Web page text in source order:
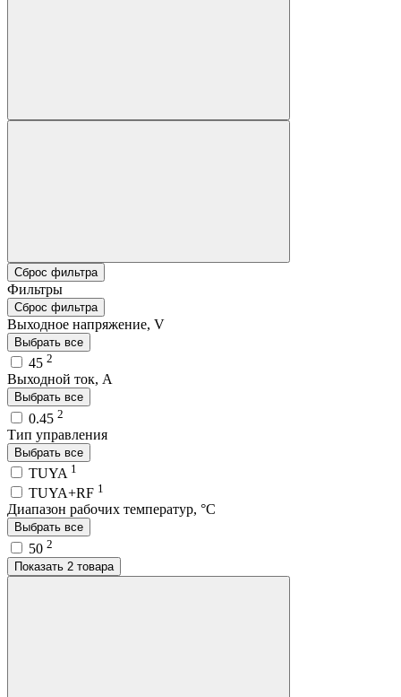
Сброс фильтра
Фильтры
Сброс фильтра
Выходное напряжение, V
Выбрать все
45 2
Выходной ток, A
Выбрать все
0.45 2
Тип управления
Выбрать все
TUYA 1
TUYA+RF 1
Диапазон рабочих температур, °C
Выбрать все
50 2
Показать 2 товара